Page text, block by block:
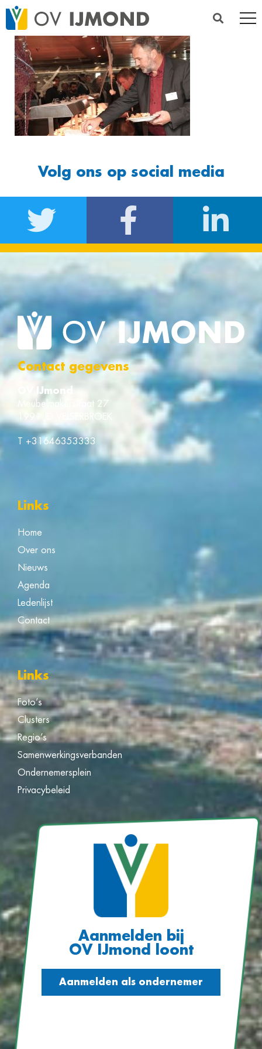
Volg ons op social media
Contact gegevens
OV IJmond
Meubelmakerstraat 27
1991 JD VELSERBROEK
T +31646353333
Links
Home
Over ons
Nieuws
Agenda
Ledenlijst
Contact
Links
Foto’s
Clusters
Regio’s
Samenwerkingsverbanden
Ondernemersplein
Privacybeleid
Aanmelden bij
OV IJmond loont
Aanmelden als ondernemer